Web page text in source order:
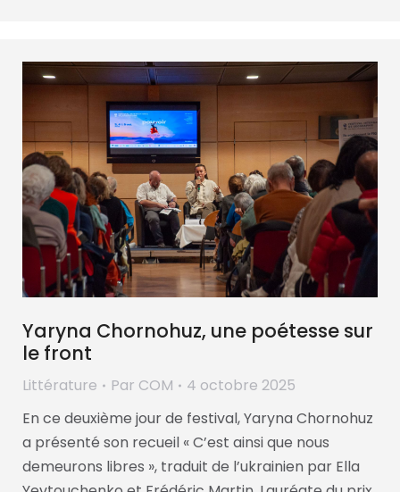
Yaryna Chornohuz, une poétesse sur
le front
Littérature Par COM
4 octobre 2025
En ce deuxième jour de festival, Yaryna Chornohuz
a présenté son recueil « C’est ainsi que nous
demeurons libres », traduit de l’ukrainien par Ella